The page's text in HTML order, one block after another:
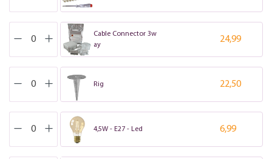
Cable Connector 3w
ay
24,99
Rig 22,50
4,5W - E27 - Led 6,99